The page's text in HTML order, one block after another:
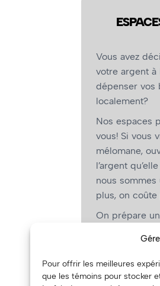
Pour offrir les meilleures
que les témoins pour stocker
Vous avez
votre argent à
dépenser vos
localement?
Nos espaces
vous! Si vous
mélomane,
l’argent
nous
plus, on coûte
On prépare
vous, les